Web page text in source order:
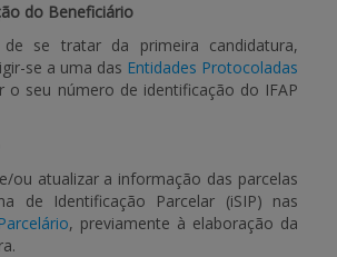
do Beneficiário
se tratar da primeira candidatura,
se a uma das Entidades Protocoladas
o seu número de identificação do IFAP
ou atualizar a informação das parcelas
de Identificação Parcelar (iSIP) nas
, previamente à elaboração da